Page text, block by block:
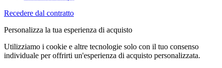
Recedere dal contratto
Personalizza la tua esperienza di acquisto
Utilizziamo i cookie e altre tecnologie solo con il tuo consenso
individuale per offrirti un'esperienza di acquisto personalizzata.